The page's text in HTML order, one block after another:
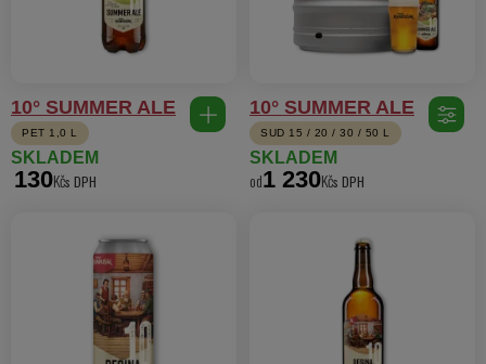
10° SUMMER ALE
PET 1,0 L
130Kč
SKLADEM
10° SUMMER ALE
SUD 15 / 20 / 30 / 50 L
od1 230Kč
SKLADEM